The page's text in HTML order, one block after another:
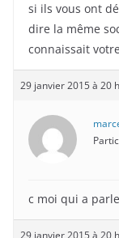
si ils vous ont
dire la même
connaissait
29 janvier 2015 à 20
c moi qui a
29 janvier 2015 à 20